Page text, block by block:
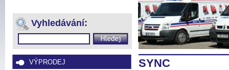
(Přejít
navigaci)
SYNC
Vyhledávání:
VÝPRODEJ